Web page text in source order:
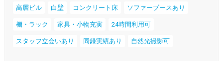
高層ビル 白壁 コンクリート床 ソファーブースあり
棚・ラック 家具・小物充実 24時間利用可
スタッフ立会いあり 同録実績あり 自然光撮影可